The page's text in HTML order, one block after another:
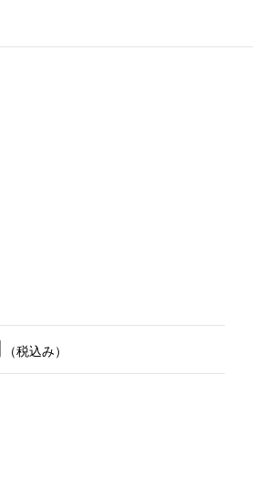
（税込み）